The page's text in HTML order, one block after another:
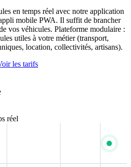
en temps réel avec notre application
mobile PWA. Il suffit de brancher
vos véhicules. Plateforme modulaire :
utiles à votre métier (transport,
location, collectivités, artisans).
les tarifs
réel